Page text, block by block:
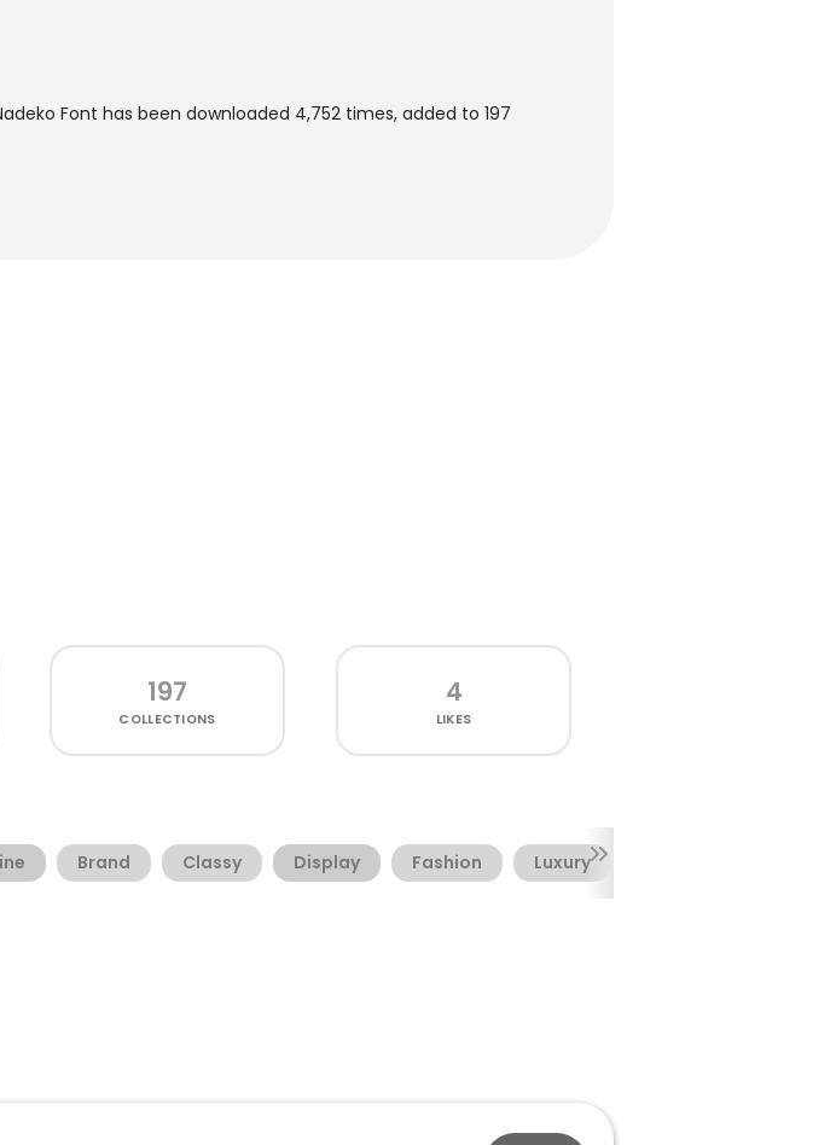
Font has been downloaded 4,752 times, added to 197
197
COLLECTIONS
4
LIKES
Brand Classy Display Fashion Luxury